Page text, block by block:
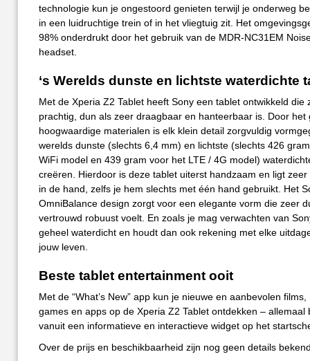
technologie kun je ongestoord genieten terwijl je onderweg
in een luidruchtige trein of in het vliegtuig zit. Het
98% onderdrukt door het gebruik van de MDR-NC31EM
headset.
‘s Werelds dunste en lichtste waterdichte
Met de Xperia Z2 Tablet heeft Sony een tablet ontwikkeld die
prachtig, dun als zeer draagbaar en hanteerbaar is. Door het
hoogwaardige materialen is elk klein detail zorgvuldig
werelds dunste (slechts 6,4 mm) en lichtste (slechts 426
WiFi model en 439 gram voor het LTE / 4G model)
creëren. Hierdoor is deze tablet uiterst handzaam en ligt
in de hand, zelfs je hem slechts met één hand gebruikt. Het
OmniBalance design zorgt voor een elegante vorm die zeer
vertrouwd robuust voelt. En zoals je mag verwachten van
geheel waterdicht en houdt dan ook rekening met elke
jouw leven.
Beste tablet entertainment ooit
Met de “What’s New” app kun je nieuwe en aanbevolen films,
games en apps op de Xperia Z2 Tablet ontdekken – allemaal
vanuit een informatieve en interactieve widget op het
Over de prijs en beschikbaarheid zijn nog geen details